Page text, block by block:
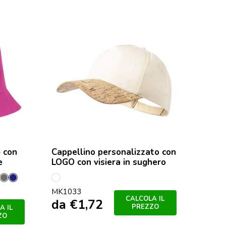
GreyMarineo
IL
Cappellino personalizzato con
LOGO con visiera in sughero
S/C
MK1033
da €1,72
CALCOLA IL
PREZZO